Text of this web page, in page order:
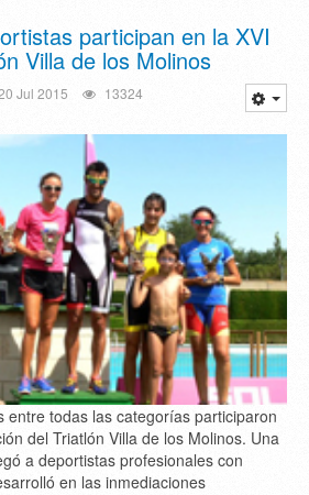
participan en la XVI
Villa de los Molinos
Jul 2015 13324
entre todas las categorías participaron
del Triatlón Villa de los Molinos. Una
a deportistas profesionales con
en las inmediaciones